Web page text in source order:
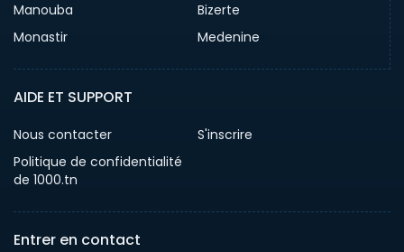
Manouba
Bizerte
Monastir
Medenine
AIDE ET SUPPORT
Nous contacter
S'inscrire
Politique de confidentialité
de 1000.tn
Entrer en contact